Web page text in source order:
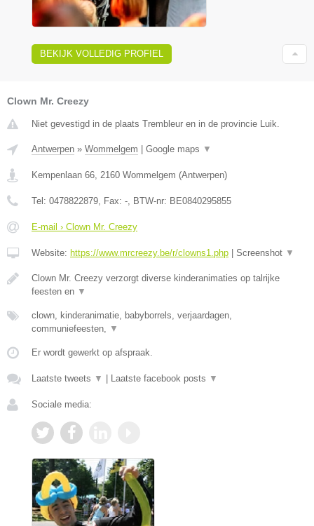
BEKIJK VOLLEDIG PROFIEL
Clown Mr. Creezy
Niet gevestigd in de plaats Trembleur en in de provincie Luik.
Antwerpen » Wommelgem Google maps ▼
Kempenlaan 66, 2160 Wommelgem (Antwerpen)
Tel: 0478822879, Fax: -, BTW-nr: BE0840295855
E-mail › Clown Mr. Creezy
Website: https://www.mrcreezy.be/r/clowns1.php Screenshot ▼
Clown Mr. Creezy verzorgt diverse kinderanimaties op talrijke
feesten en ▼
clown, kinderanimatie, babyborrels, verjaardagen,
communiefeesten, ▼
Er wordt gewerkt op afspraak.
Laatste tweets ▼ Laatste facebook posts ▼
Sociale media: